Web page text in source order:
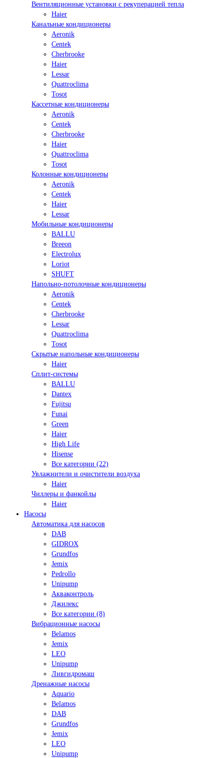
Вентиляционные установки с рекуперацией тепла
Haier
Канальные кондиционеры
Aeronik
Centek
Cherbrooke
Haier
Lessar
Quattroclima
Tosot
Кассетные кондиционеры
Aeronik
Centek
Cherbrooke
Haier
Quattroclima
Tosot
Колонные кондиционеры
Aeronik
Centek
Haier
Lessar
Мобильные кондиционеры
BALLU
Breeon
Electrolux
Loriot
SHUFT
Напольно-потолочные кондиционеры
Aeronik
Centek
Cherbrooke
Lessar
Quattroclima
Tosot
Скрытые напольные кондиционеры
Haier
Сплит-системы
BALLU
Dantex
Fujitsu
Funai
Green
Haier
High Life
Hisense
Все категории (22)
Увлажнители и очистители воздуха
Haier
Чиллеры и фанкойлы
Haier
Насосы
Автоматика для насосов
DAB
GIDROX
Grundfos
Jemix
Pedrollo
Unipump
Акваконтроль
Джилекс
Все категории (8)
Вибрационные насосы
Belamos
Jemix
LEO
Unipump
Ливгидромаш
Дренажные насосы
Aquario
Belamos
DAB
Grundfos
Jemix
LEO
Unipump